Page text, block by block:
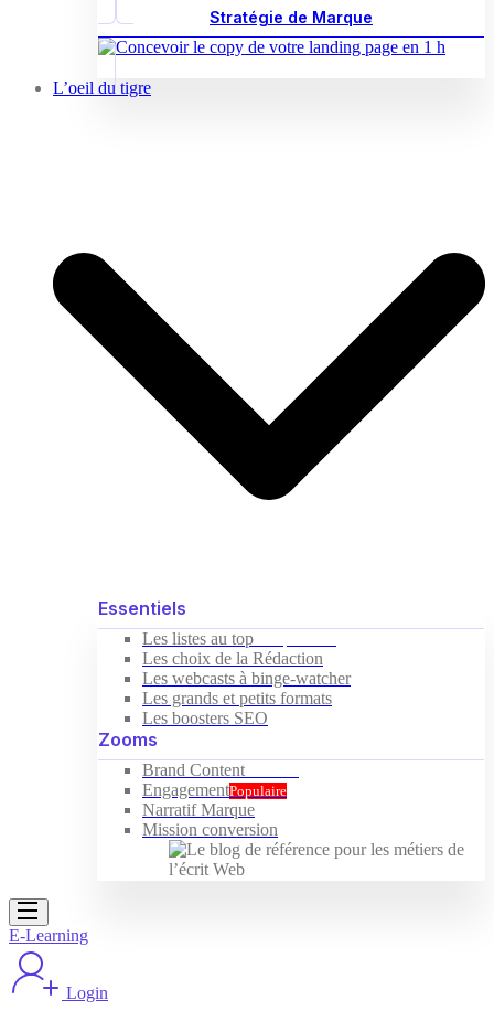
Stratégie de Marque
L’oeil du tigre
Essentiels
Les listes au top
Les choix de la Rédaction
Les webcasts à binge-watcher
Les grands et petits formats
Les boosters SEO
Zooms
Brand Content
EngagementPopulaire
Narratif Marque
Mission conversion
E-Learning
Login